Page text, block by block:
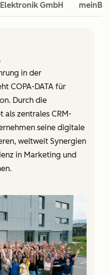
GmbH
in der
COPA-DATA für
Durch die
als zentrales CRM-
seine digitale
weltweit Synergien
in Marketing und